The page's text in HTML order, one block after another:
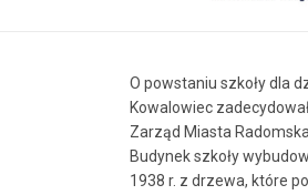
O powstaniu szkoły dla
Kowalowiec
Zarząd Miasta Radomska.
Budynek szkoły
1938 r. z drzewa, które